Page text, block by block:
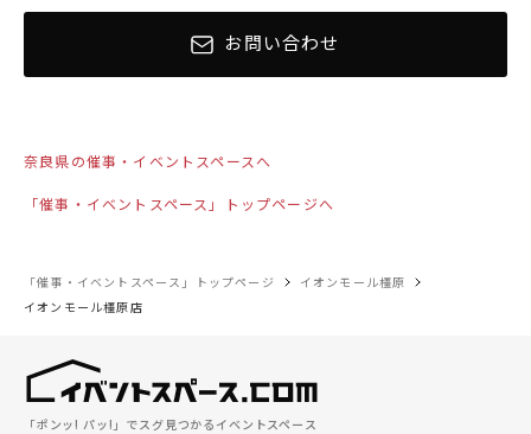
お問い合わせ
奈良県の催事・イベントスペースへ
「催事・イベントスペース」トップページへ
「催事・イベントスペース」トップページ
イオンモール橿原
イオンモール橿原店
「ポンッ! パッ!」でスグ見つかるイベントスペース